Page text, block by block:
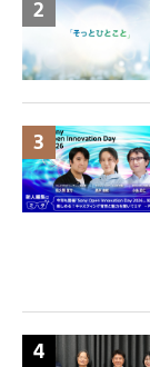
2
3
4